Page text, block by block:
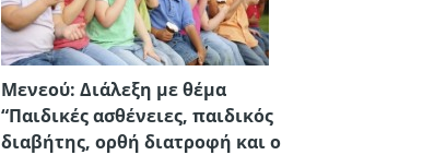
Μενεού: Διάλεξη με θέμα
“Παιδικές ασθένειες, παιδικός
διαβήτης, ορθή διατροφή και ο